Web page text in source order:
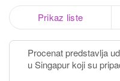
Prikaz liste
Procenat predstavlja
u Singapur koji su